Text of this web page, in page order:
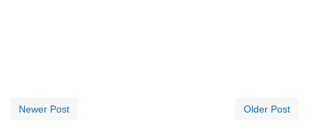
Newer Post Older Post